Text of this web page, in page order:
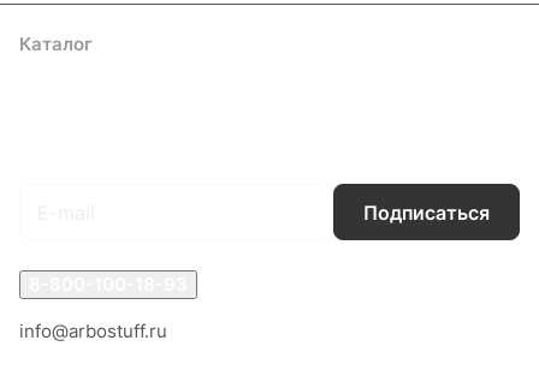
Каталог
Подписаться
info@arbostuff.ru